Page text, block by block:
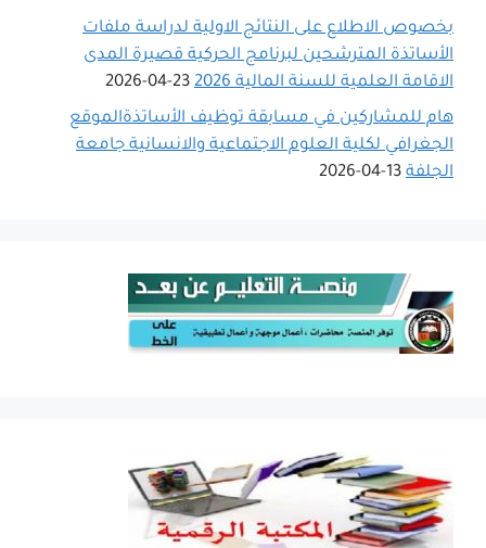
بخصوص الاطلاع على النتائج الاولية لدراسة ملفات
الأساتذة المترشحين لبرنامج الحركية قصيرة المدى
الاقامة العلمية للسنة المالية 2026
23-04-2026
هام للمشاركين في مسابقة توظيف الأساتذةالموقع
الجغرافي لكلية العلوم الاجتماعية والانسانية جامعة
الجلفة 13-04-2026